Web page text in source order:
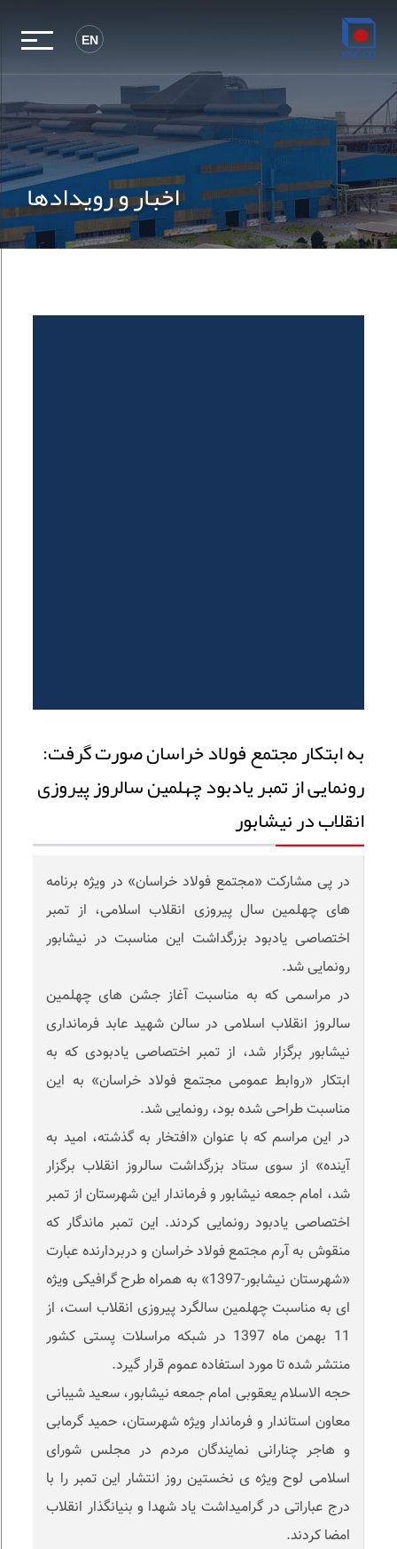
EN
اخبار و رویدادها
به ابتکار مجتمع فولاد خراسان صورت گرفت:
رونمایی از تمبر یادبود چهلمین سالروز پیروزی
انقلاب در نیشابور
در پی مشارکت «مجتمع فولاد خراسان» در ویژه برنامه
های چهلمین سال پیروزی انقلاب اسلامی، از تمبر
اختصاصی یادبود بزرگداشت این مناسبت در نیشابور
رونمایی شد.
در مراسمی که به مناسبت آغاز جشن های چهلمین
سالروز انقلاب اسلامی در سالن شهید عابد فرمانداری
نیشابور برگزار شد، از تمبر اختصاصی یادبودی که به
ابتکار «روابط عمومی مجتمع فولاد خراسان» به این
مناسبت طراحی شده بود، رونمایی شد.
در این مراسم که با عنوان «افتخار به گذشته، امید به
آینده» از سوی ستاد بزرگداشت سالروز انقلاب برگزار
شد، امام جمعه نیشابور و فرماندار این شهرستان از تمبر
اختصاصی یادبود رونمایی کردند. این تمبر ماندگار که
منقوش به آرم مجتمع فولاد خراسان و دربردارنده عبارت
«شهرستان نیشابور-1397» به همراه طرح گرافیکی ویژه
ای به مناسبت چهلمین سالگرد پیروزی انقلاب است، از
11 بهمن ماه 1397 در شبکه مراسلات پستی کشور
منتشر شده تا مورد استفاده عموم قرار گیرد.
حجه الاسلام یعقوبی امام جمعه نیشابور، سعید شیبانی
معاون استاندار و فرماندار ویژه شهرستان، حمید گرمابی
و هاجر چنارانی نمایندگان مردم در مجلس شورای
اسلامی لوح ویژه ی نخستین روز انتشار این تمبر را با
درج عباراتی در گرامیداشت یاد شهدا و بنیانگذار انقلاب
امضا کردند.